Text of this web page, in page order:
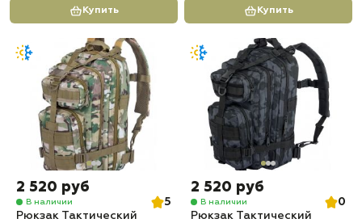
Купить Купить
2 520 руб
В наличии
5
Рюкзак Тактический
2 520 руб
В наличии
0
Рюкзак Тактический